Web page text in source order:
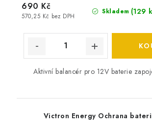
Skladem (129
570,25 Kč bez DPH
690 Kč
Aktivní balancér pro 12V baterie
Victron Energy Ochrana